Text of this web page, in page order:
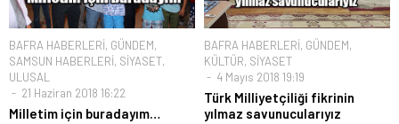
BAFRA HABERLERİ, GÜNDEM,
SAMSUN HABERLERİ, SİYASET,
ULUSAL
21 Haziran 2018 16:22
Milletim için buradayım…
BAFRA HABERLERİ, GÜNDEM,
KÜLTÜR, SİYASET
4 Mayıs 2018 19:19
Türk Milliyetçiliği fikrinin
yılmaz savunucularıyız